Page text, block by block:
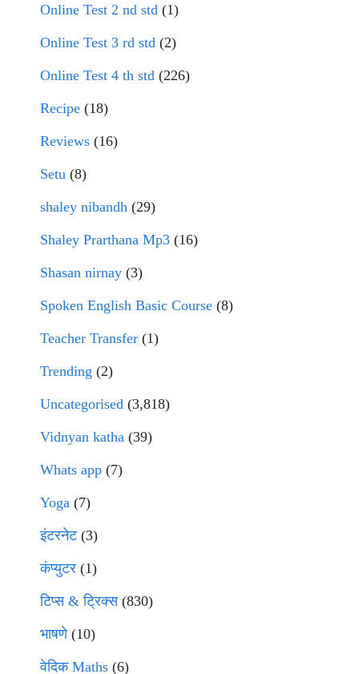
Online Test 2 nd std (1)
Online Test 3 rd std (2)
Online Test 4 th std (226)
Recipe (18)
Reviews (16)
Setu (8)
shaley nibandh (29)
Shaley Prarthana Mp3 (16)
Shasan nirnay (3)
Spoken English Basic Course (8)
Teacher Transfer (1)
Trending (2)
Uncategorised (3,818)
Vidnyan katha (39)
Whats app (7)
Yoga (7)
इंटरनेट(3)
कंप्युटर (1)
टिप्स & ट्रिक्स(830)
भाषणे(10)
वेदिक Maths (6)